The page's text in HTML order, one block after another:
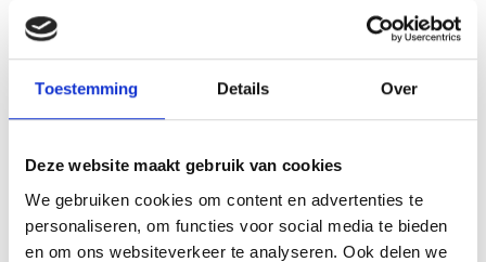
Toestemming Details Over
Deze website maakt gebruik van cookies
We gebruiken cookies om content en advertenties te
personaliseren, om functies voor social media te bieden
en om ons websiteverkeer te analyseren. Ook delen we
Hevami Oppervlaktetechniek
Website
Industry Bioscoop Veghel
Website
Ixxenz
JESS Dakwerken
Website
KJ Software
Kwadrant Arbodiensten
Website